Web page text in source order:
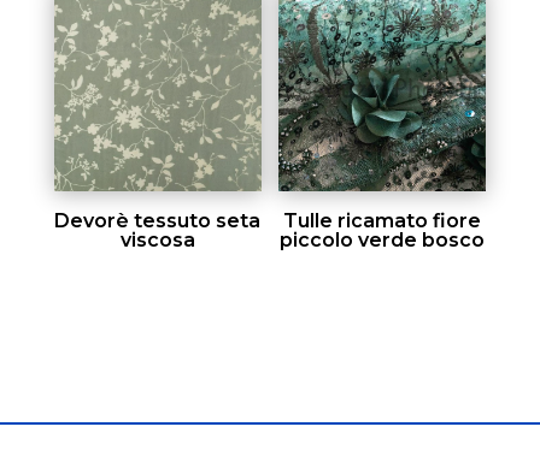
Devorè tessuto seta
viscosa
Tulle ricamato fiore
piccolo verde bosco